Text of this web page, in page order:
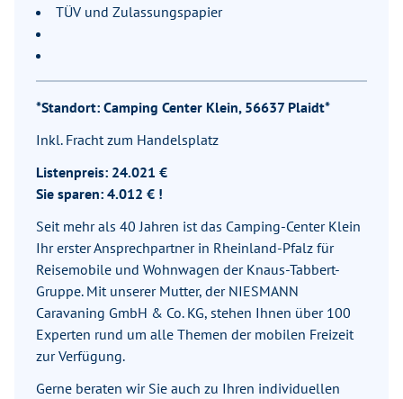
TÜV und Zulassungspapier
*Standort: Camping Center Klein, 56637 Plaidt*
Inkl. Fracht zum Handelsplatz
Listenpreis: 24.021 €
Sie sparen: 4.012 € !
Seit mehr als 40 Jahren ist das Camping-Center Klein
Ihr erster Ansprechpartner in Rheinland-Pfalz für
Reisemobile und Wohnwagen der Knaus-Tabbert-
Gruppe. Mit unserer Mutter, der NIESMANN
Caravaning GmbH & Co. KG, stehen Ihnen über 100
Experten rund um alle Themen der mobilen Freizeit
zur Verfügung.
Gerne beraten wir Sie auch zu Ihren individuellen